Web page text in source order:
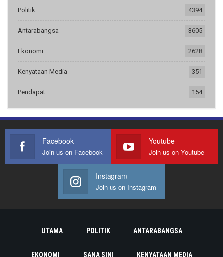
Politik 4394
Antarabangsa 3605
Ekonomi 2628
Kenyataan Media 351
Pendapat 154
Facebook
Join us on Facebook
Youtube
Join us on Youtube
Instagram
Join us on Instagram
UTAMA POLITIK ANTARABANGSA
EKONOMI SANA SINI KENYATAAN MEDIA